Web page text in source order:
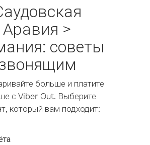
Аравия >
советы
больше и платите
с Viber Out. Выберите
который вам подходит: